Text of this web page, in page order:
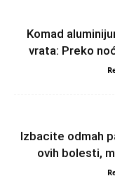
Komad
vrata: Preko
Izbacite odmah
ovih bolesti,